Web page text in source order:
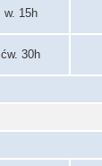
w. 15h
ćw. 30h